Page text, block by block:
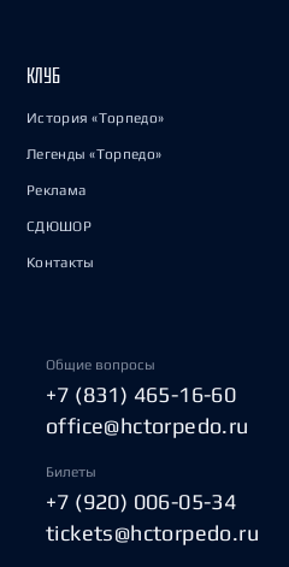
КЛУБ
История «Торпедо»
Легенды «Торпедо»
Реклама
СДЮШОР
Контакты
Общие вопросы
+7 (831) 465-16-60
office@hctorpedo.ru
Билеты
+7 (920) 006-05-34
tickets@hctorpedo.ru